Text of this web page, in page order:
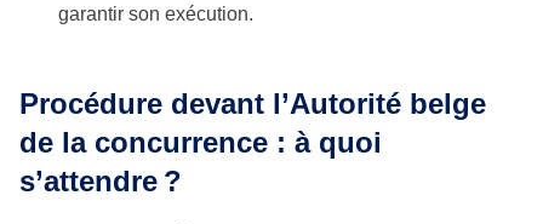
garantir son exécution.
Procédure devant l’Autorité belge
de la concurrence : à quoi
s’attendre ?